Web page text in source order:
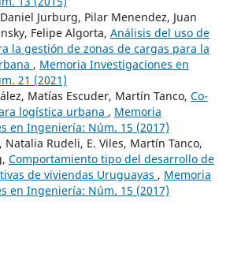
Jurburg, Pilar Menendez, Juan
Felipe Algorta, Análisis del uso de
la gestión de zonas de cargas para la
, Memoria Investigaciones en
21 (2021)
Matías Escuder, Martín Tanco, Co-
logística urbana , Memoria
en Ingeniería: Núm. 15 (2017)
Rudeli, E. Viles, Martín Tanco,
Comportamiento tipo del desarrollo de
de viviendas Uruguayas , Memoria
en Ingeniería: Núm. 15 (2017)